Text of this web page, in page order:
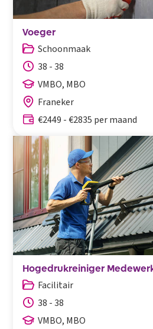
Voeger
Schoonmaak
38 - 38
VMBO, MBO
Franeker
€2449 - €2835 per maand
Hogedrukreiniger
Facilitair
38 - 38
VMBO, MBO